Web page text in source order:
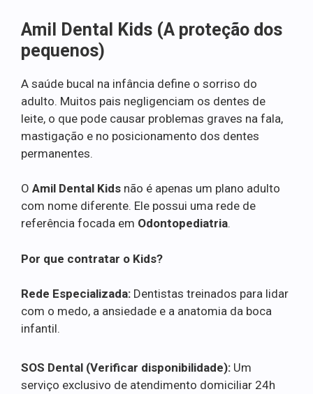
Amil Dental Kids (A proteção dos
pequenos)
A saúde bucal na infância define o sorriso do
adulto. Muitos pais negligenciam os dentes de
leite, o que pode causar problemas graves na fala,
mastigação e no posicionamento dos dentes
permanentes.
O Amil Dental Kids não é apenas um plano adulto
com nome diferente. Ele possui uma rede de
referência focada em Odontopediatria.
Por que contratar o Kids?
Rede Especializada: Dentistas treinados para lidar
com o medo, a ansiedade e a anatomia da boca
infantil.
SOS Dental (Verificar disponibilidade): Um
serviço exclusivo de atendimento domiciliar 24h